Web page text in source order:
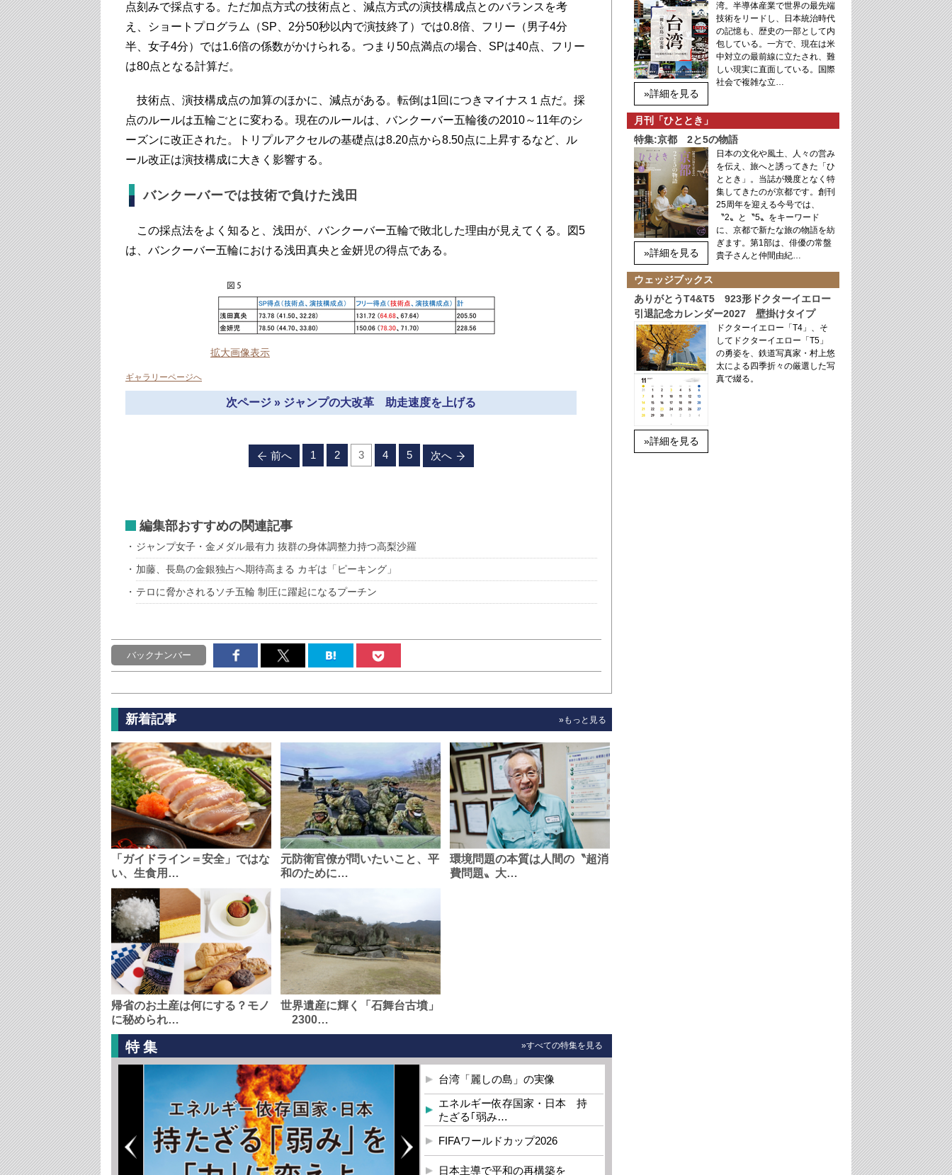
点刻みで採点する。ただ加点方式の技術点と、減点方式の演技構成点とのバランスを考
え、ショートプログラム（SP、2分50秒以内で演技終了）では0.8倍、フリー（男子4分
半、女子4分）では1.6倍の係数がかけられる。つまり50点満点の場合、SPは40点、フリー
は80点となる計算だ。
技術点、演技構成点の加算のほかに、減点がある。転倒は1回につきマイナス１点だ。採
点のルールは五輪ごとに変わる。現在のルールは、バンクーバー五輪後の2010～11年のシ
ーズンに改正された。トリプルアクセルの基礎点は8.20点から8.50点に上昇するなど、ル
ール改正は演技構成に大きく影響する。
バンクーバーでは技術で負けた浅田
この採点法をよく知ると、浅田が、バンクーバー五輪で敗北した理由が見えてくる。図5
は、バンクーバー五輪における浅田真央と金妍児の得点である。
拡大画像表示
ギャラリーページへ
次ページ » ジャンプの大改革 助走速度を上げる
前へ 1 2 3 4 5 次へ
編集部おすすめの関連記事
ジャンプ女子・金メダル最有力 抜群の身体調整力持つ高梨沙羅
加藤、長島の金銀独占へ期待高まる カギは「ピーキング」
テロに脅かされるソチ五輪 制圧に躍起になるプーチン
バックナンバー
新着記事 »もっと見る
「ガイドライン＝安全」ではな
い、生食用…
元防衛官僚が問いたいこと、平
和のために…
環境問題の本質は人間の〝超消
費問題〟大…
帰省のお土産は何にする？モノ
に秘められ…
世界遺産に輝く「石舞台古墳」
2300…
特集 »すべての特集を見る
台湾「麗しの島」の実像
エネルギー依存国家・日本 持
たざる｢弱み…
FIFAワールドカップ2026
日本主導で平和の再構築を
»詳細を見る
湾。半導体産業で世界の最先端
技術をリードし、日本統治時代
の記憶も、歴史の一部として内
包している。一方で、現在は米
中対立の最前線に立たされ、難
しい現実に直面している。国際
社会で複雑な立…
月刊「ひととき」
特集:京都 2と5の物語
»詳細を見る
日本の文化や風土、人々の営み
を伝え、旅へと誘ってきた「ひ
ととき」。当誌が幾度となく特
集してきたのが京都です。創刊
25周年を迎える今号では、
〝2〟と〝5〟をキーワード
に、京都で新たな旅の物語を紡
ぎます。第1部は、俳優の常盤
貴子さんと仲間由紀…
ウェッジブックス
ありがとうT4&T5 923形ドクターイエロー
引退記念カレンダー2027 壁掛けタイプ
»詳細を見る
ドクターイエロー「T4」、そ
してドクターイエロー「T5」
の勇姿を、鉄道写真家・村上悠
太による四季折々の厳選した写
真で綴る。